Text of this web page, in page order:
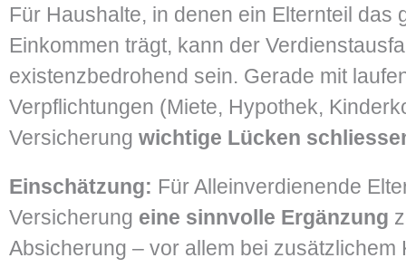
Für Haushalte, in denen ein Elternteil das
Einkommen trägt, kann der
existenzbedrohend sein. Gerade mit
Verpflichtungen (Miete, Hypothek,
Versicherung wichtige Lücken
Einschätzung: Für Alleinverdienende
Versicherung eine sinnvolle Ergänzung
Absicherung – vor allem bei zusätzlichem